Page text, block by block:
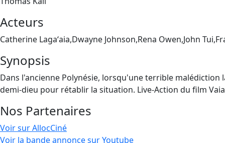
Acteurs
Catherine Lagaʻaia,Dwayne Johnson,Rena Owen,John
Synopsis
Dans l'ancienne Polynésie, lorsqu'une terrible
demi-dieu pour rétablir la situation. Live-Action du film
Nos Partenaires
Voir sur AllocCiné
Voir la bande annonce sur Youtube